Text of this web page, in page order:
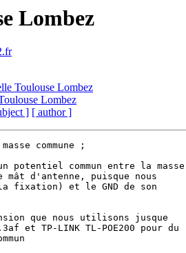
Lombez
Toulouse Lombez
Lombez
] [ author ]
commune ;
potentiel commun entre la masse
d'antenne, puisque nous
fixation) et le GND de son
que nous utilisons jusque
et TP-LINK TL-POE200 pour du